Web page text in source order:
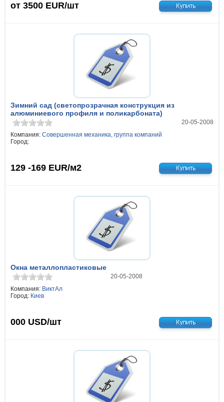
от 3500 EUR/шт
Зимний сад (светопрозрачная конструкция из
алюминиевого профиля и поликарбоната)
20-05-2008
Компания: Совершенная механика, группа компаний
Город:
129 -169 EUR/м2
Окна металлопластиковые
20-05-2008
Компания: ВиктАл
Город: Киев
000 USD/шт